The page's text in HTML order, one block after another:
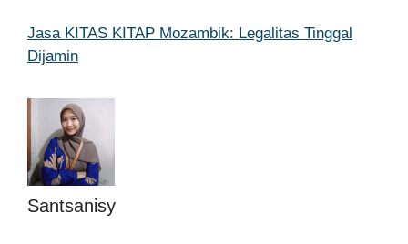
Jasa KITAS KITAP Mozambik: Legalitas Tinggal
Dijamin
Santsanisy